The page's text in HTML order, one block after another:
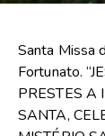
Santa Missa
Fortunato.
PRESTES A
SANTA,